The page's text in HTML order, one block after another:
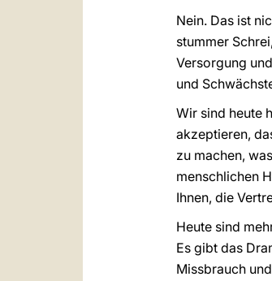
Nein. Das ist
stummer
Versorgung
und
Wir sind heute
akzeptieren,
zu machen,
menschlichen
Ihnen, die
Heute sind
Es gibt das
Missbrauch